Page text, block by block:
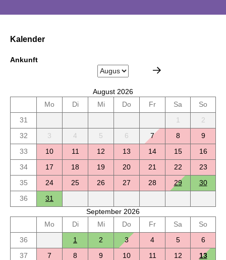
Kalender
Ankunft
August 2026
Mo
Di Mi Do Fr Sa
So
31
1
2
32
3 4 5 6 7 8
9
33
10 11 12 13 14 15
16
34
17 18 19 20 21 22
23
35
24 25 26 27 28 29
30
36
31
September 2026
Mo
Di Mi Do Fr Sa
So
36
1 2 3 4 5
6
37
7 8 9 10 11 12
13